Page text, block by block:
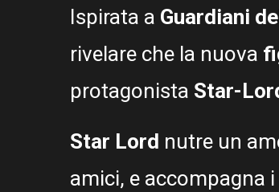
Ispirata a Guardiani
rivelare che la nuova
protagonista Star-
Star Lord nutre un
amici, e accompagna